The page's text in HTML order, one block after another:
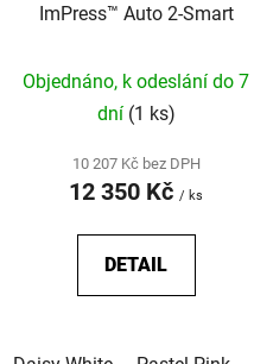
k
ImPress™ Auto 2-Smart
Objednáno, k odeslání do 7
dní (1 ks)
10 207 Kč bez DPH
12 350 Kč / ks
DETAIL